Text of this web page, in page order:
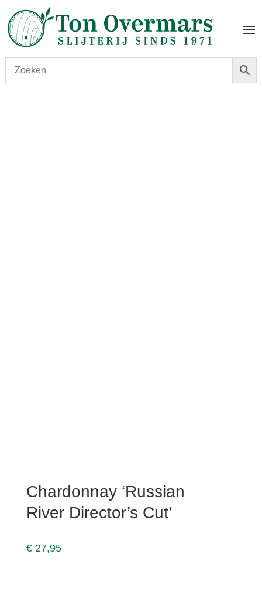
Chardonnay ‘Russian
River Director’s Cut’
€27,95